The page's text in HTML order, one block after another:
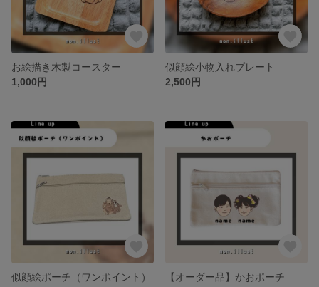
お絵描き木製コースター
1,000円
似顔絵小物入れプレート
2,500円
似顔絵ポーチ（ワンポイント）
【オーダー品】かおポーチ